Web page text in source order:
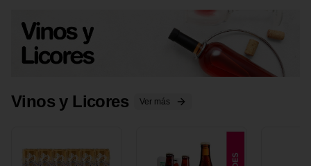
Vinos y Licores Ver más